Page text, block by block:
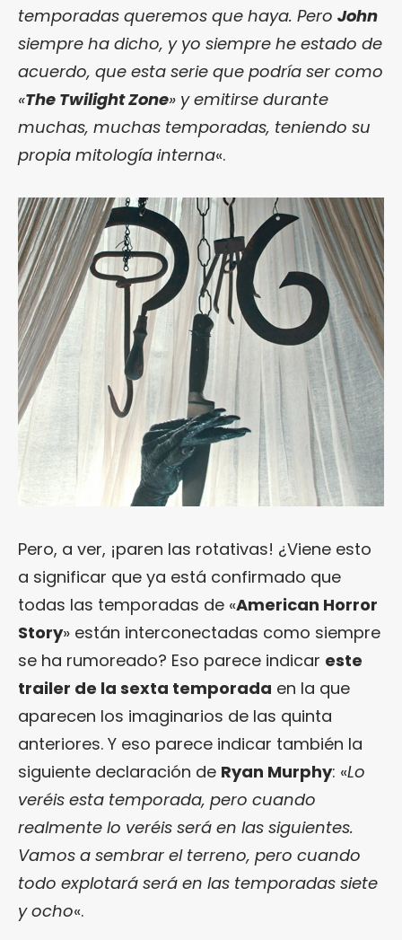
temporadas queremos que haya. Pero John
siempre ha dicho, y yo siempre he estado de
acuerdo, que esta serie que podría ser como
«The Twilight Zone» y emitirse durante
muchas, muchas temporadas, teniendo su
propia mitología interna«.
Pero, a ver, ¡paren las rotativas! ¿Viene esto
a significar que ya está confirmado que
todas las temporadas de «American Horror
Story» están interconectadas como siempre
se ha rumoreado? Eso parece indicar este
trailer de la sexta temporada en la que
aparecen los imaginarios de las quinta
anteriores. Y eso parece indicar también la
siguiente declaración de Ryan Murphy: «Lo
veréis esta temporada, pero cuando
realmente lo veréis será en las siguientes.
Vamos a sembrar el terreno, pero cuando
todo explotará será en las temporadas siete
y ocho«.